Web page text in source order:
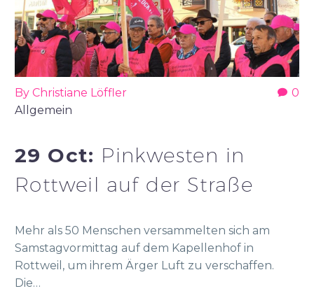
0
By Christiane Löffler
Allgemein
29 Oct: Pinkwesten in
Rottweil auf der Straße
Mehr als 50 Menschen versammelten sich am
Samstagvormittag auf dem Kapellenhof in
Rottweil, um ihrem Ärger Luft zu verschaffen.
Die…